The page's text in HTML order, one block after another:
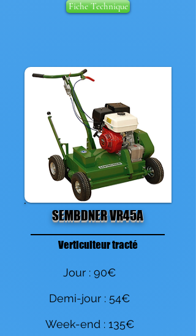
Fiche Technique
SEMBDNER VR45A
Verticulteur tracté
Jour : 90€
Demi-jour : 54€
Week-end : 135€